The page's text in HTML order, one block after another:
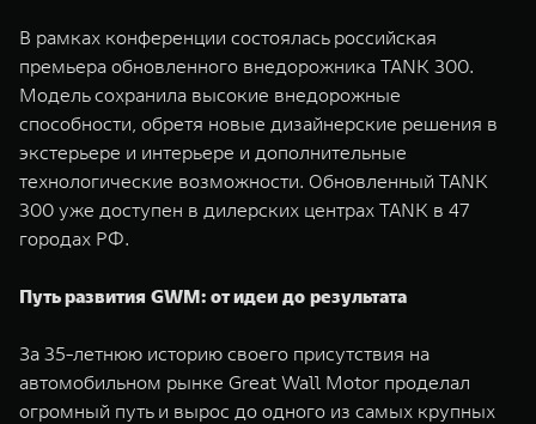
В рамках конференции состоялась российская
премьера обновленного внедорожника TANK 300.
Модель сохранила высокие внедорожные
способности, обретя новые дизайнерские решения в
экстерьере и интерьере и дополнительные
технологические возможности. Обновленный TANK
300 уже доступен в дилерских центрах TANK в 47
городах РФ.
Путь развития GWM: от идеи до результата
За 35-летнюю историю своего присутствия на
автомобильном рынке Great Wall Motor проделал
огромный путь и вырос до одного из самых крупных